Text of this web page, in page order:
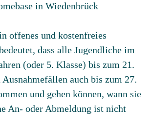
offenes und kostenfreies
dass alle Jugendliche im
(oder 5. Klasse) bis zum 21.
auch bis zum 27.
und gehen können, wann sie
An- oder Abmeldung ist nicht